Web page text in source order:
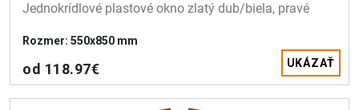
Jednokrídlové plastové okno zlatý dub/biela, pravé
Rozmer: 550x850 mm
od 118.97€ UKÁZAŤ